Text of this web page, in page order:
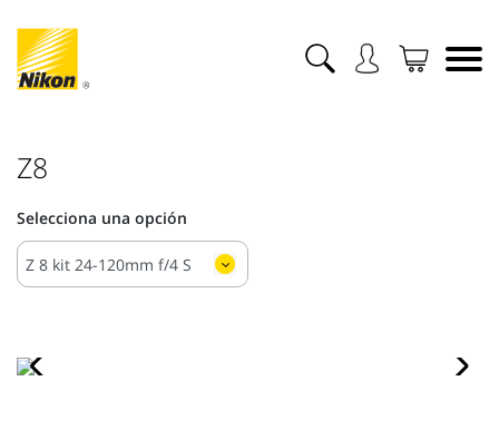
Z8
Selecciona una opción